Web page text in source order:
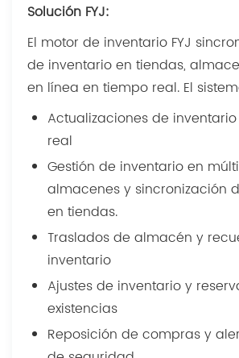
Solución FYJ:
El motor de inventario FYJ
de inventario en tiendas,
en línea en tiempo real. El
Actualizaciones de
real
Gestión de inventario en
almacenes y sincronización
en tiendas.
Traslados de almacén y
inventario
Ajustes de inventario y
existencias
Reposición de compras y